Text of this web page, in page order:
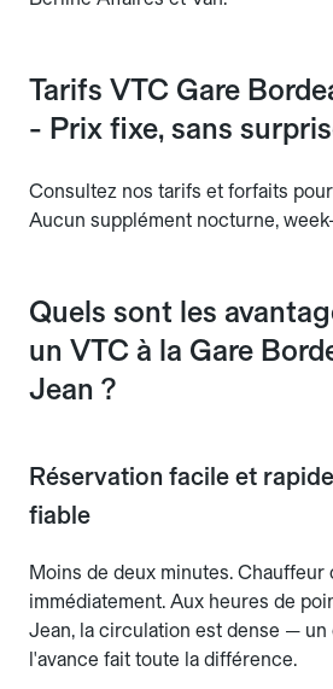
Tarifs VTC Gare
- Prix fixe, sans
Consultez nos tarifs et forfaits
Aucun supplément nocturne,
Quels sont les
un VTC à la Gare
Jean ?
Réservation facile et
fiable
Moins de deux minutes. Chauffeur
immédiatement. Aux heures de
Jean, la circulation est dense —
l'avance fait toute la différence.